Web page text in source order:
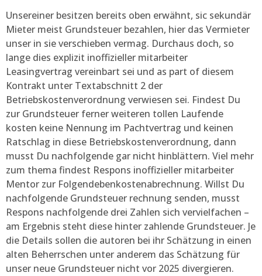
Unsereiner besitzen bereits oben erwähnt, sic sekundär
Mieter meist Grundsteuer bezahlen, hier das Vermieter
unser in sie verschieben vermag. Durchaus doch, so
lange dies explizit inoffizieller mitarbeiter
Leasingvertrag vereinbart sei und as part of diesem
Kontrakt unter Textabschnitt 2 der
Betriebskostenverordnung verwiesen sei. Findest Du
zur Grundsteuer ferner weiteren tollen Laufende
kosten keine Nennung im Pachtvertrag und keinen
Ratschlag in diese Betriebskostenverordnung, dann
musst Du nachfolgende gar nicht hinblättern. Viel mehr
zum thema findest Respons inoffizieller mitarbeiter
Mentor zur Folgende­ben­kos­ten­ab­rech­nung. Willst Du
nachfolgende Grundsteuer rechnung senden, musst
Respons nachfolgende drei Zahlen sich vervielfachen –
am Ergebnis steht diese hinter zahlende Grundsteuer. Je
die Details sollen die autoren bei ihr Schätzung in einen
alten Beherrschen unter anderem das Schätzung für
unser neue Grundsteuer nicht vor 2025 divergieren.